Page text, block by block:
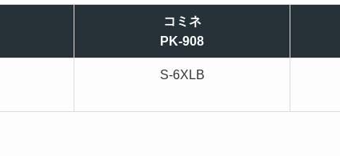
コミネ
PK-908
S-6XLB